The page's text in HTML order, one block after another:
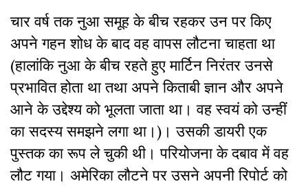
चार वर्ष तक नुआ समूह के बीच रहकर उन पर किए
अपने गहन शोध के बाद वह वापस लौटना चाहता था
(हालांकि नुआ के बीच रहते हुए मार्टिन निरंतर उनसे
प्रभावित होता था तथा अपने किताबी ज्ञान और अपने
आने के उद्देश्य को भूलता जाता था। वह स्वयं को उन्हीं
का सदस्य समझने लगा था।)। उसकी डायरी एक
पुस्तक का रूप ले चुकी थी। परियोजना के दबाव में वह
लौट गया। अमेरिका लौटने पर उसने अपनी रिपोर्ट को